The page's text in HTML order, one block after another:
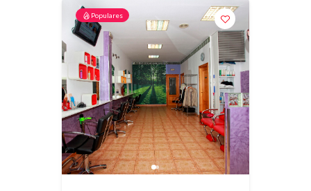
Populares